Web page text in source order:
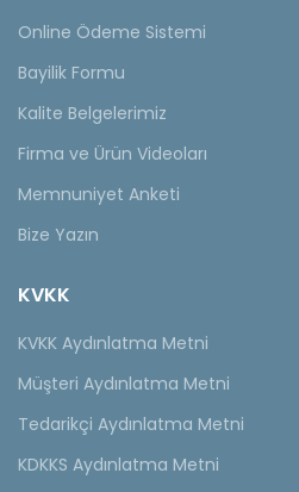
Online Ödeme Sistemi
Bayilik Formu
Kalite Belgelerimiz
Firma ve Ürün Videoları
Memnuniyet Anketi
Bize Yazın
KVKK
KVKK Aydınlatma Metni
Müşteri Aydınlatma Metni
Tedarikçi Aydınlatma Metni
KDKKS Aydınlatma Metni